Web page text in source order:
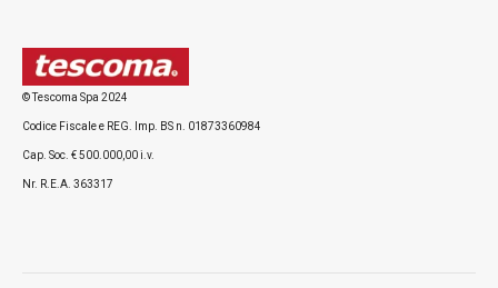
© Tescoma Spa 2024
Codice Fiscale e REG. Imp. BS n. 01873360984
Cap. Soc. € 500.000,00 i.v.
Nr. R.E.A. 363317